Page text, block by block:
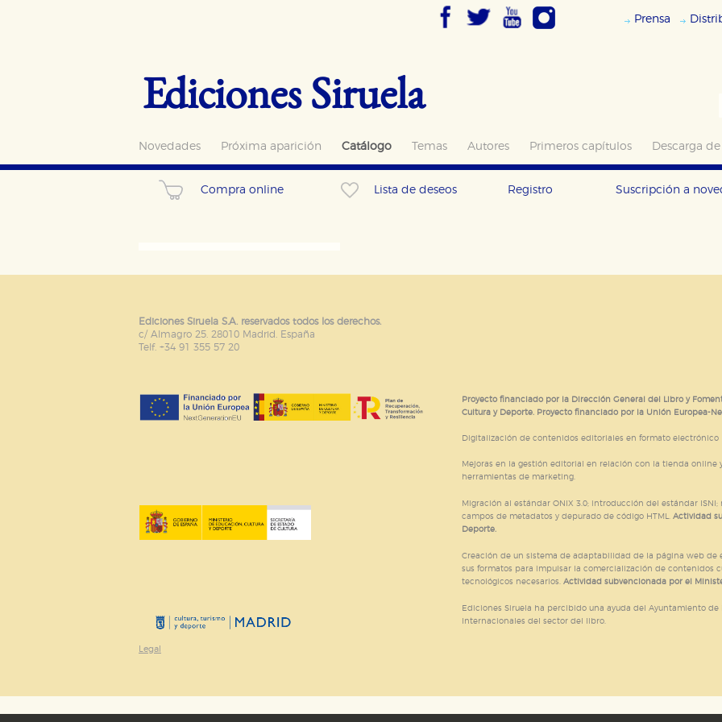
Prensa
Ediciones Siruela
Novedades Próxima aparición Catálogo Temas Autores Primeros capítulos Descarga
Compra online Lista de deseos Registro Suscripción a
Ediciones Siruela S.A. reservados todos los derechos.
c/ Almagro 25. 28010 Madrid. España
Telf. +34 91 355 57 20
Proyecto financiado por la Dirección General del Libro y
Cultura y Deporte. Proyecto financiado por la Unión Europea-
Digitalización de contenidos editoriales en formato electrónico
Mejoras en la gestión editorial en relación con la tienda online
herramientas de marketing.
Migración al estándar ONIX 3.0; introducción del estándar
campos de metadatos y depurado de código HTML. Actividad
Deporte.
Creación de un sistema de adaptabilidad de la página web de
sus formatos para impulsar la comercialización de contenidos
tecnológicos necesarios. Actividad subvencionada por el
Ediciones Siruela ha percibido una ayuda del Ayuntamiento de
Internacionales del sector del libro.
Legal
Estas cookies son necesarias para que nuestro sitio web funcione y no es posible deshabilitarlas
hacerlo desde el navegador, pero en ese caso es posible que algunas áreas de nuestra web
configuraciones de servicios para que no tenga que reconfigurarlos cada vez que nos visita. La
tanto, es anónima.
otros sitios. No almacenan directamente información personal sino que se basan en la
GUARDAR CONFIGURACIÓN